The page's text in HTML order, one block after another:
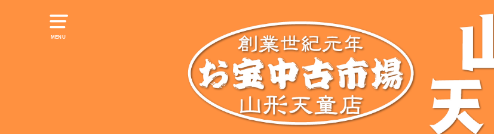
MENU